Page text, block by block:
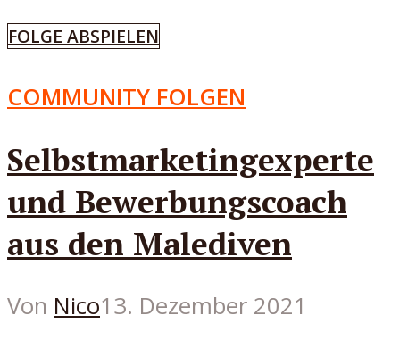
FOLGE ABSPIELEN
COMMUNITY FOLGEN
Selbstmarketingexperte
und Bewerbungscoach
aus den Malediven
Von Nico13. Dezember 2021